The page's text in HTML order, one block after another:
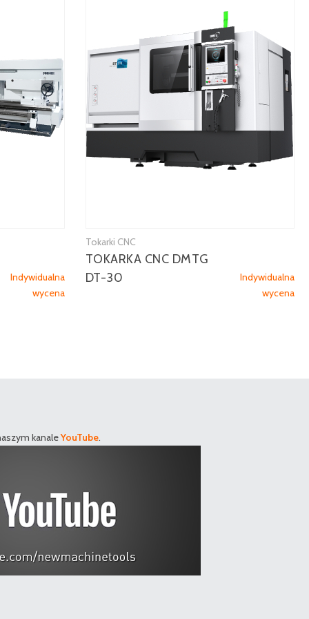
Indywidualna
wycena
Tokarki CNC
TOKARKA CNC DMTG
DT-30
Indywidualna
wycena
kanaleYouTube.